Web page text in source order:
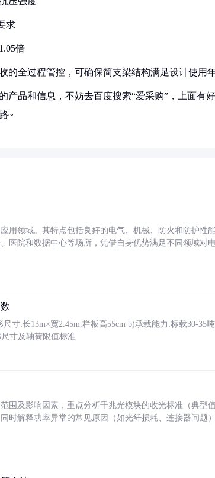
求
倍
的全过程管控，可确保简支梁结构满足设计使用
产品和信息，不妨去百度搜索“爱采购”，上面有
~
用领域。其特点包括良好的电气、机械、防火和防护性
医院和数据中心等场所，凭借自身优势满足不同领域对
寸:长13m×宽2.45m,栏板高55cm b)承载能力:标载30-35
寸及轴荷限值标准
围及影响因素，重点分析千兆光模块的收光标准（典型
时解释功率异常的常见原因（如光纤损耗、连接器问题